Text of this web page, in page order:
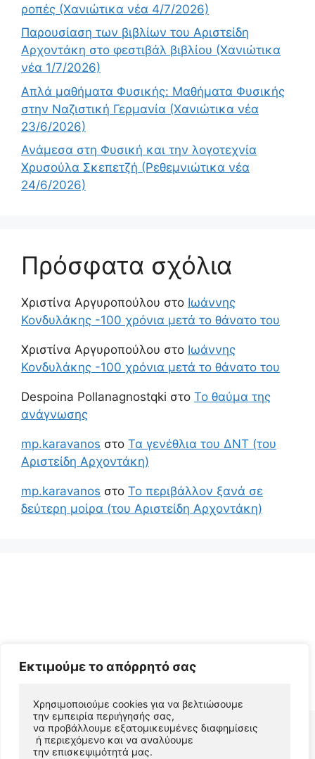
Εκτιμούμε το απόρρητό σας
Χρησιμοποιούμε cookies για να βελτιώσουμε
την εμπειρία περιήγησής σας,
να προβάλλουμε εξατομικευμένες διαφημίσεις
ή περιεχόμενο και να αναλύουμε
την επισκεψιμότητά μας.
ροπές (Χανιώτικα νέα 4/7/2026)
Παρουσίαση των βιβλίων του Αριστείδη
Αρχοντάκη στο φεστιβάλ βιβλίου (Χανιώτικα
νέα 1/7/2026)
Απλά μαθήματα Φυσικής: Μαθήματα Φυσικής
στην Ναζιστική Γερμανία (Χανιώτικα νέα
23/6/2026)
Ανάμεσα στη Φυσική και την λογοτεχνία
Χρυσούλα Σκεπετζή (Ρεθεμνιώτικα νέα
24/6/2026)
Πρόσφατα σχόλια
Χριστίνα Αργυροπούλου στο Ιωάννης
Κονδυλάκης -100 χρόνια μετά το θάνατο του
Χριστίνα Αργυροπούλου στο Ιωάννης
Κονδυλάκης -100 χρόνια μετά το θάνατο του
Despoina Pollanagnostqki στο Το θαύμα της
ανάγνωσης
mp.karavanos στο Τα γενέθλια του ΔΝΤ (του
Αριστείδη Αρχοντάκη)
mp.karavanos στο Το περιβάλλον ξανά σε
δεύτερη μοίρα (του Αριστείδη Αρχοντάκη)
© 2026 Αριστείδης Αρχοντάκης Φυσικός Συγγραφέας